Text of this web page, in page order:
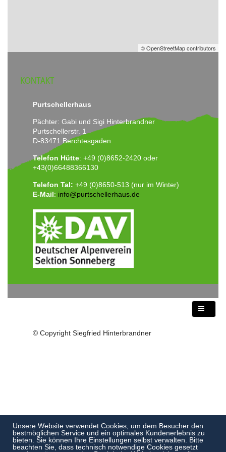
Unsere Website verwendet Cookies, um dem Besucher den
bestmöglichen Service und ein optimales Kundenerlebnis zu
bieten. Sie können Ihre Einstellungen selbst verwalten. Bitte
beachten Sie, dass technisch notwendige Cookies gesetzt
© OpenStreetMap contributors
KONTAKT
Purtschellerhaus
Pächter: Gabi und Sigi Hinterbrandner
Purtschellerstr. 1
D-83471 Berchtesgaden
Telefon Hütte: +49 (0)8652-2420 oder
+43(0)66488366130
Telefon Tal: +49 (0)8650-513 (nur im Winter)
E-Mail: info@purtschellerhaus.de
© Copyright Siegfried Hinterbrandner